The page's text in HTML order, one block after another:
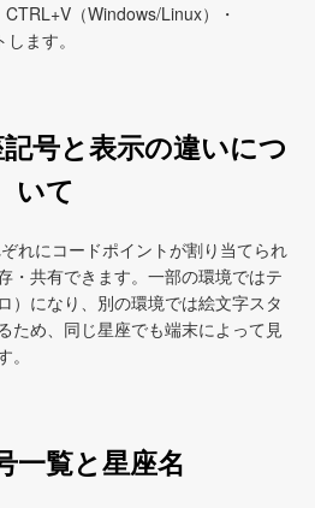
（Windows/Linux）・
ます。
号と表示の違いにつ
いて
れにコードポイントが割り当てられ
・共有できます。一部の環境ではテ
）になり、別の環境では絵文字スタ
ため、同じ星座でも端末によって見
一覧と星座名